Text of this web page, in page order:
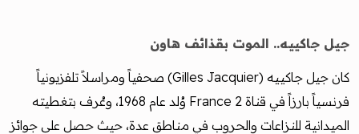
جيل جاكييه.. الموت بقذائف هاون
كان جيل جاكييه (Gilles Jacquier) صحفياً ومراسلاً تلفزيونياً
فرنسياً بارزاً في قناة France 2 وُلد عام 1968، وعُرف بتغطيته
الميدانية للنزاعات والحروب في مناطق عدة، حيث حصل على جوائز